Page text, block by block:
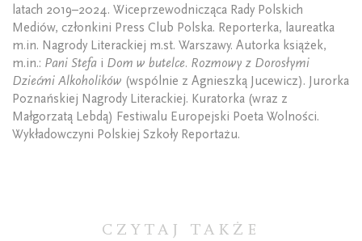
latach 2019–2024. Wiceprzewodnicząca Rady Polskich
Mediów, członkini Press Club Polska. Reporterka, laureatka
m.in. Nagrody Literackiej m.st. Warszawy. Autorka książek,
m.in.: Pani Stefa i Dom w butelce. Rozmowy z Dorosłymi
Dziećmi Alkoholików (wspólnie z Agnieszką Jucewicz). Jurorka
Poznańskiej Nagrody Literackiej. Kuratorka (wraz z
Małgorzatą Lebdą) Festiwalu Europejski Poeta Wolności.
Wykładowczyni Polskiej Szkoły Reportażu.
CZYTAJ TAKŻE